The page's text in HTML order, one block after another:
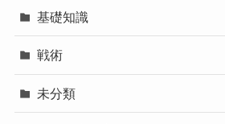
基礎知識
戦術
未分類